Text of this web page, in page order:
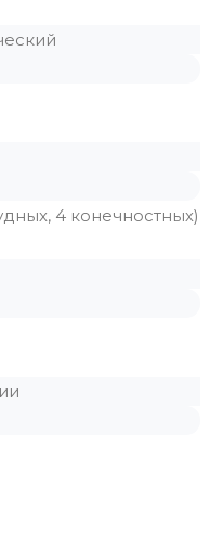
4 конечностных)